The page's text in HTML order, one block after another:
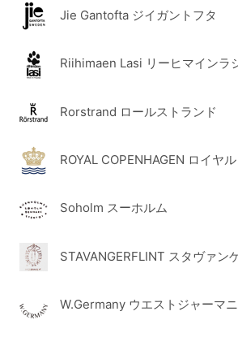
Jie Gantofta ジイガントフタ
Riihimaen Lasi リーヒマインラ
Rorstrand ロールストランド
ROYAL COPENHAGEN ロイヤ
Soholm スーホルム
STAVANGERFLINT スタヴァン
W.Germany ウエストジャーマ